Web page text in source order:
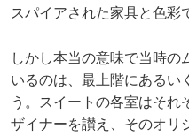
スパイアされた家具と色彩
しかし本当の意味で当時の
いるのは、最上階にあるい
う。スイートの各室はそれ
ザイナーを讃え、そのオリ